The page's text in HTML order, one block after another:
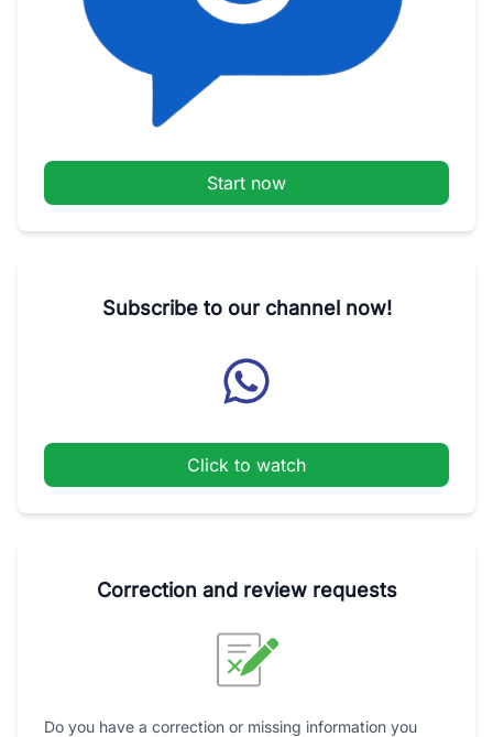
Start now
Subscribe to our channel now!
Click to watch
Correction and review requests
Do you have a correction or missing information you